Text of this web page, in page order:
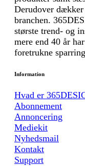
Derudover
branchen.
største trend- og
mere end 40 år
foretrukne
Information
Hvad er
Abonnement
Annoncering
Mediekit
Nyhedsmail
Kontakt
Support